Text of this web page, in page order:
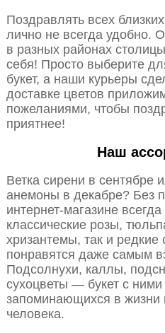
Поздравлять всех
лично не всегда удобно.
в разных районах
себя! Просто выберите
букет, а наши курьеры
доставке цветов
пожеланиями, чтобы
приятнее!
Наш
Ветка сирени в сентябре
анемоны в декабре? Без
интернет-магазине
классические розы,
хризантемы, так и редкие
понравятся даже самым
Подсолнухи, каллы,
сухоцветы — букет с
запоминающихся в жизни
человека.